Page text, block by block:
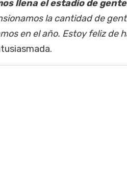
llena el estadio de gente
la cantidad de
en el año. Estoy feliz de